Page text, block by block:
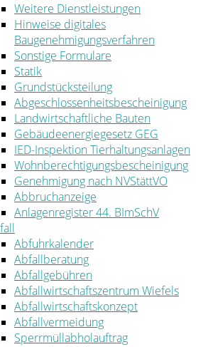
Weitere Dienstleistungen
Hinweise digitales
Baugenehmigungsverfahren
Sonstige Formulare
Statik
Grundstücksteilung
Abgeschlossenheitsbescheinigung
Landwirtschaftliche Bauten
Gebäudeenergiegesetz GEG
IED-Inspektion Tierhaltungsanlagen
Wohnberechtigungsbescheinigung
Genehmigung nach NVStättVO
Abbruchanzeige
Anlagenregister 44. BImSchV
Abfuhrkalender
Abfallberatung
Abfallgebühren
Abfallwirtschaftszentrum Wiefels
Abfallwirtschaftskonzept
Abfallvermeidung
Sperrmüllabholauftrag